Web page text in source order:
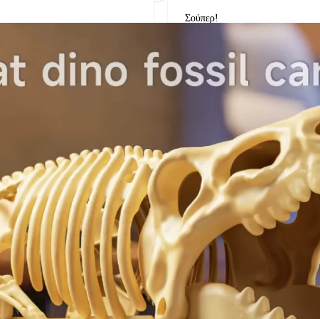
τη δημιουργικότητα και τις δεξιότητες του
καλύτερο, αλλά αυτό που ταιριάζει στην ηλικία,
συμπεριφορές, καθώς και αυτά που οδηγούν
παιχνίδια που συμβάλλουν στην ψυχική υγεία και
εξασφαλίστε ότι συνοδεύονται από τον
επιγονατίδες, στο σωστό μέγεθος.
ή την καταλληλότητα ενός παιχνιδιού,
Σούπερ!